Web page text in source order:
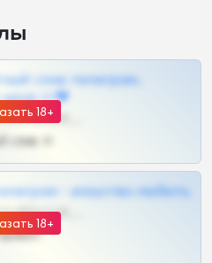
18+
слив телеграм,
тг❤
слив тг
18+
- искуство любить